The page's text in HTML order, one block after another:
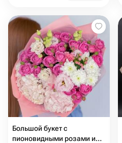
Большой букет с
пионовидными розами и